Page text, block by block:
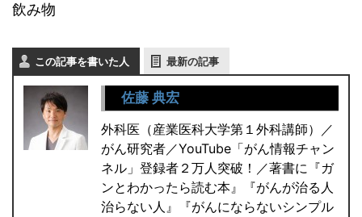
飲み物
この記事を書いた人 最新の記事
佐藤 典宏
外科医（産業医科大学第１外科講師）／
がん研究者／YouTube「がん情報チャン
ネル」登録者２万人突破！／著書に『ガ
ンとわかったら読む本』『がんが治る人
治らない人』『がんにならないシンプル